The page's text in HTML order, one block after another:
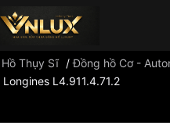
Thụy Sĩ /Đồng hồ Cơ -
Longines L4.911.4.71.2